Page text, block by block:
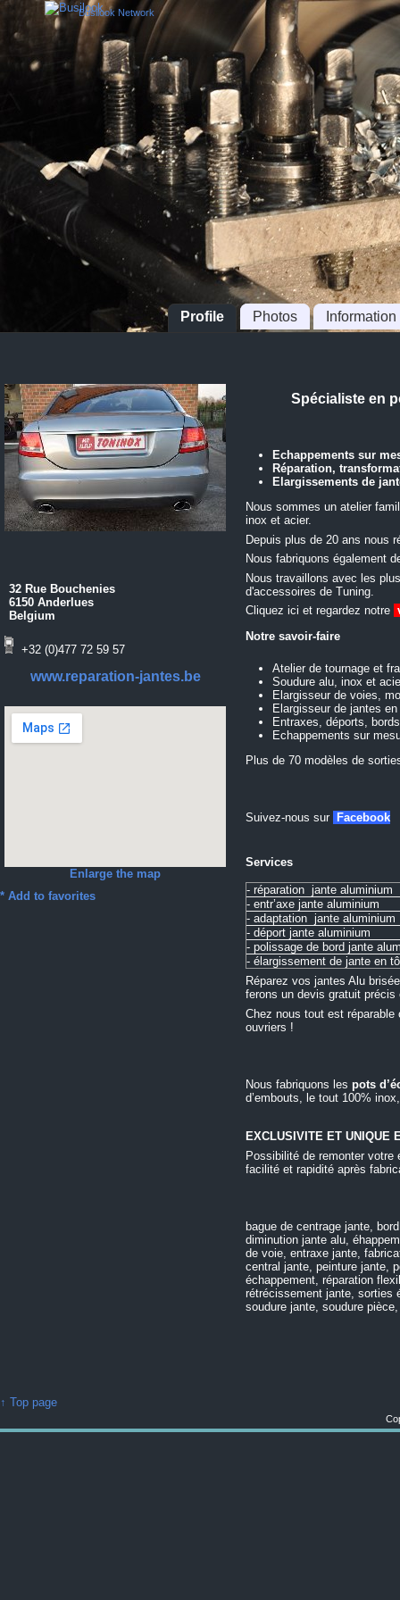
Busilook Network
Profile Photos Information
32 Rue Bouchenies
6150 Anderlues
Belgium
+32 (0)477 72 59 57
www.reparation-jantes.be
Enlarge the map
* Add to favorites
Spécialiste en
Echappements sur
Réparation,
Elargissements de
Nous sommes un atelier
inox et acier.
Depuis plus de 20 ans nous
Nous fabriquons également
Nous travaillons avec les
d'accessoires de Tuning.
Cliquez ici et regardez notre
Notre savoir-faire
Atelier de tournage et
Soudure alu, inox et
Elargisseur de voies,
Elargisseur de jantes
Entraxes, déports,
Echappements sur
Plus de 70 modèles de
Suivez-nous sur Facebook
Services
- réparation jante aluminium
- entr’axe jante aluminium
- adaptation jante aluminium
- déport jante aluminium
- polissage de bord jante
- élargissement de jante en
Réparez vos jantes Alu
ferons un devis gratuit
Chez nous tout est
ouvriers !
Nous fabriquons lespots
d’embouts, le tout 100%
EXCLUSIVITE ET UNIQUE
Possibilité de remonter votre
facilité et rapidité après
bague de centrage jante,
diminution jante alu,
de voie, entraxe jante,
central jante, peinture jante,
échappement, réparation
rétrécissement jante, sorties
soudure jante, soudure
↑ Top page